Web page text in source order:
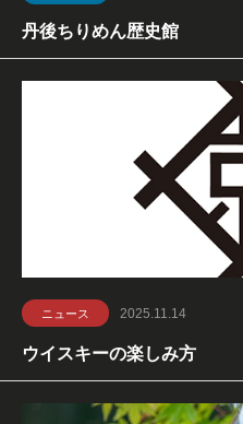
丹後ちりめん歴史館
ニュース 2025.11.14
ウイスキーの楽しみ方